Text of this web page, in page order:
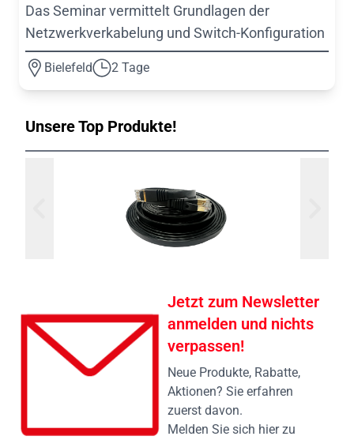
Das Seminar vermittelt Grundlagen der
Netzwerkverkabelung und Switch-Konfiguration
Bielefeld 2 Tage
Unsere Top Produkte!
Jetzt zum Newsletter
anmelden und nichts
verpassen!
Neue Produkte, Rabatte,
Aktionen? Sie erfahren
zuerst davon.
Melden Sie sich hier zu